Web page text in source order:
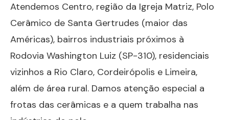
Atendemos Centro, região da Igreja Matriz, Polo
Cerâmico de Santa Gertrudes (maior das
Américas), bairros industriais próximos à
Rodovia Washington Luiz (SP-310), residenciais
vizinhos a Rio Claro, Cordeirópolis e Limeira,
além de área rural. Damos atenção especial a
frotas das cerâmicas e a quem trabalha nas